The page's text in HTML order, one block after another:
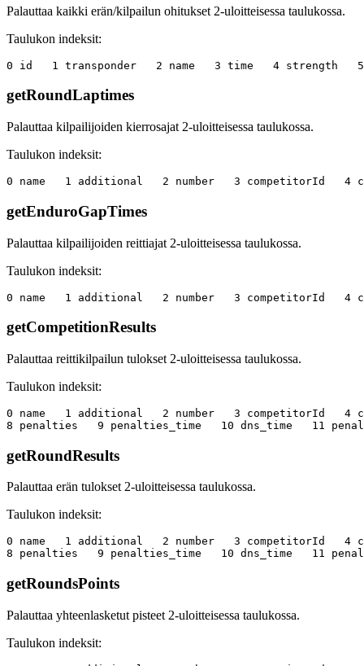
Palauttaa kaikki erän/kilpailun ohitukset 2-uloitteisessa taulukossa.
Taulukon indeksit:
getRoundLaptimes
Palauttaa kilpailijoiden kierrosajat 2-uloitteisessa taulukossa.
Taulukon indeksit:
getEnduroGapTimes
Palauttaa kilpailijoiden reittiajat 2-uloitteisessa taulukossa.
Taulukon indeksit:
getCompetitionResults
Palauttaa reittikilpailun tulokset 2-uloitteisessa taulukossa.
Taulukon indeksit:
0 name   1 additional   2 number   3 competitorId
getRoundResults
Palauttaa erän tulokset 2-uloitteisessa taulukossa.
Taulukon indeksit:
0 name   1 additional   2 number   3 competitorId
getRoundsPoints
Palauttaa yhteenlasketut pisteet 2-uloitteisessa taulukossa.
Taulukon indeksit: